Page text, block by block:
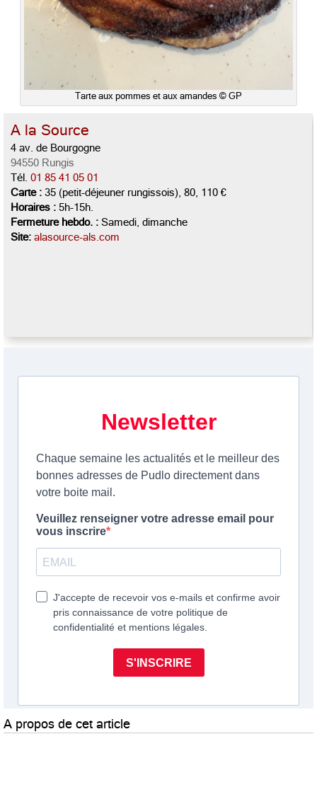
Tarte aux pommes et aux amandes © GP
A la Source
4 av. de Bourgogne
94550 Rungis
Tél. 01 85 41 05 01
Carte : 35 (petit-déjeuner rungissois), 80, 110 €
Horaires : 5h-15h.
Fermeture hebdo. : Samedi, dimanche
Site: alasource-als.com
A propos de cet article